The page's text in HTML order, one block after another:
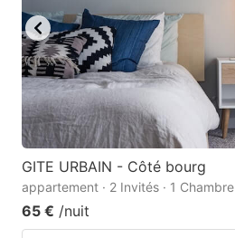
GITE URBAIN - Côté bourg
appartement · 2 Invités · 1 Chambre
65 € /nuit